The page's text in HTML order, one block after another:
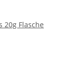
20g Flasche